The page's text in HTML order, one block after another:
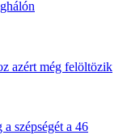
azért még felöltözik
szépségét a 46